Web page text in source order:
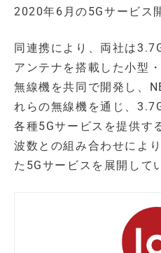
2020年6月の5Gサービス
同連携により、両社は
アンテナを搭載した小型
無線機を共同で開発し、
れらの無線機を通じ、
各種5Gサービスを提供す
波数との組み合わせによ
た5Gサービスを展開して